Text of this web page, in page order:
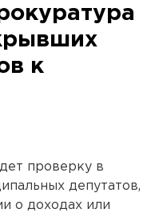
к
проверку в
депутатов,
о доходах или